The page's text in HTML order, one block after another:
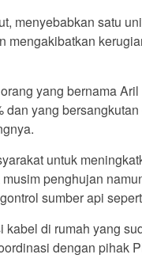
menyebabkan satu
mengakibatkan
yang bernama
dan yang
untuk
penghujan
sumber api
kabel di rumah yang
dengan pihak